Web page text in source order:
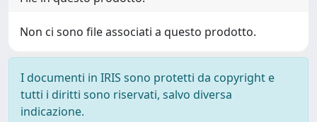
Non ci sono file associati a questo prodotto.
I documenti in IRIS sono protetti da copyright e
tutti i diritti sono riservati, salvo diversa
indicazione.